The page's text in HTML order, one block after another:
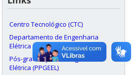
Centro Tecnológico (CTC)
Departamento de Engenharia
Elétrica e Eletrônica (EEL)
Pós-graduação em Engenharia
Elétrica (PPGEEL)